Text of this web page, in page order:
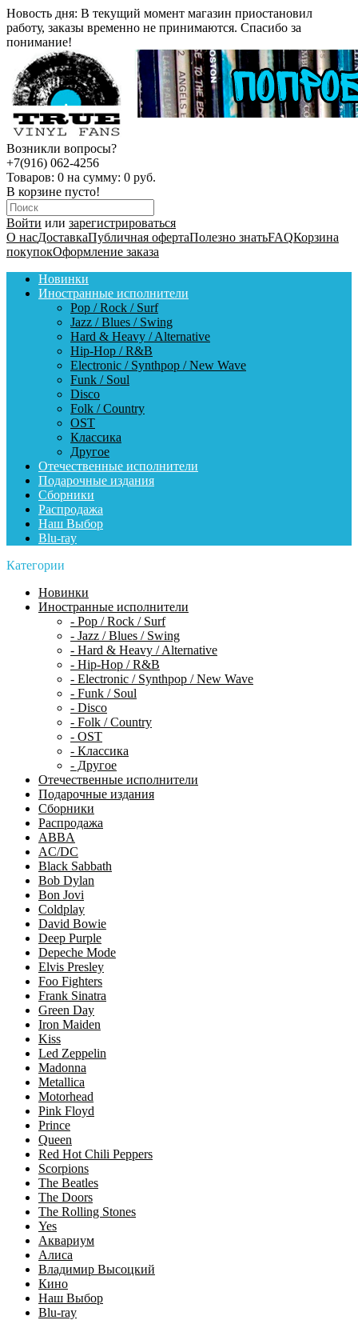
Новость дня: В текущий момент магазин приостановил
работу, заказы временно не принимаются. Спасибо за
понимание!
Возникли вопросы?
+7(916) 062-4256
Товаров: 0 на сумму: 0 руб.
В корзине пусто!
Войти или зарегистрироваться
О насДоставкаПубличная офертаПолезно знатьFAQКорзина
покупокОформление заказа
Новинки
Иностранные исполнители
Pop / Rock / Surf
Jazz / Blues / Swing
Hard & Heavy / Alternative
Hip-Hop / R&B
Electronic / Synthpop / New Wave
Funk / Soul
Disco
Folk / Country
OST
Классика
Другое
Отечественные исполнители
Подарочные издания
Сборники
Распродажа
Наш Выбор
Blu-ray
Категории
Новинки
Иностранные исполнители
- Pop / Rock / Surf
- Jazz / Blues / Swing
- Hard & Heavy / Alternative
- Hip-Hop / R&B
- Electronic / Synthpop / New Wave
- Funk / Soul
- Disco
- Folk / Country
- OST
- Классика
- Другое
Отечественные исполнители
Подарочные издания
Сборники
Распродажа
ABBA
AC/DC
Black Sabbath
Bob Dylan
Bon Jovi
Coldplay
David Bowie
Deep Purple
Depeche Mode
Elvis Presley
Foo Fighters
Frank Sinatra
Green Day
Iron Maiden
Kiss
Led Zeppelin
Madonna
Metallica
Motorhead
Pink Floyd
Prince
Queen
Red Hot Chili Peppers
Scorpions
The Beatles
The Doors
The Rolling Stones
Yes
Аквариум
Алиса
Владимир Высоцкий
Кино
Наш Выбор
Blu-ray